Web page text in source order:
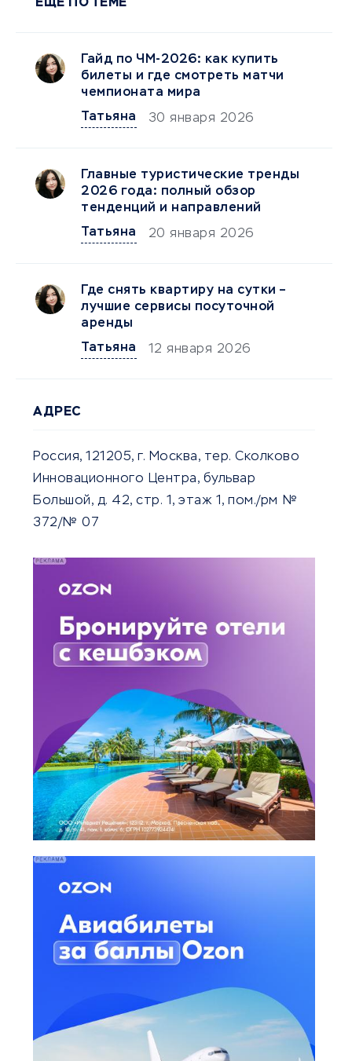
ЕЩЕ ПО ТЕМЕ
Гайд по ЧМ-2026: как купить
билеты и где смотреть матчи
чемпионата мира
Татьяна
30 января 2026
Главные туристические тренды
2026 года: полный обзор
тенденций и направлений
Татьяна
20 января 2026
Где снять квартиру на сутки –
лучшие сервисы посуточной
аренды
Татьяна
12 января 2026
АДРЕС
Россия, 121205, г. Москва, тер. Сколково
Инновационного Центра, бульвар
Большой, д. 42, стр. 1, этаж 1, пом./рм №
372/№ 07